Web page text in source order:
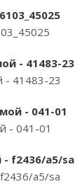
- 41483-23
- 41483-23
- 041-01
- 041-01
- f2436/a5/sa
a5/sa